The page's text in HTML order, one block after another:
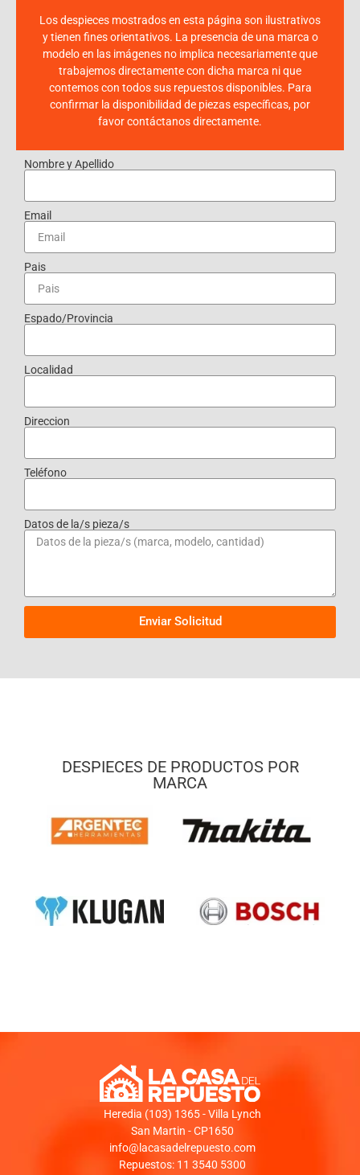
Los despieces mostrados en esta página son ilustrativos
y tienen fines orientativos. La presencia de una marca o
modelo en las imágenes no implica necesariamente que
trabajemos directamente con dicha marca ni que
contemos con todos sus repuestos disponibles. Para
confirmar la disponibilidad de piezas específicas, por
favor contáctanos directamente.
Nombre y Apellido
Email
Pais
Espado/Provincia
Localidad
Direccion
Teléfono
Datos de la/s pieza/s
Enviar Solicitud
DESPIECES DE PRODUCTOS POR
MARCA
Heredia (103) 1365 - Villa Lynch
San Martin - CP1650
info@lacasadelrepuesto.com
Repuestos: 11 3540 5300